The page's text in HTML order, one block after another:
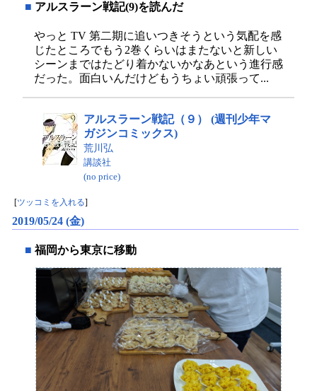
■ アルスラーン戦記(9)を読んだ
やっと TV 第二期に追いつきそうという気配を感
じたところでもう2巻くらいはまたないと新しい
シーンまではたどり着かないかなあという進行感
だった。面白いんだけどもうちょい頑張って...
アルスラーン戦記（９） (週刊少年マ
ガジンコミックス)
荒川弘
講談社
(no price)
[ツッコミを入れる]
2019/05/24 (金)
■ 福岡から東京に移動